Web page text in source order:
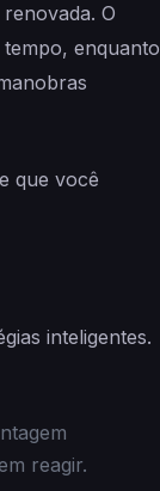
O
enquanto
que você
inteligentes.
reagir.